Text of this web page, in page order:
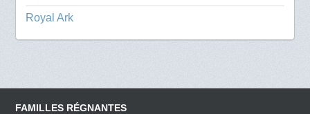
Royal Ark
FAMILLES RÉGNANTES